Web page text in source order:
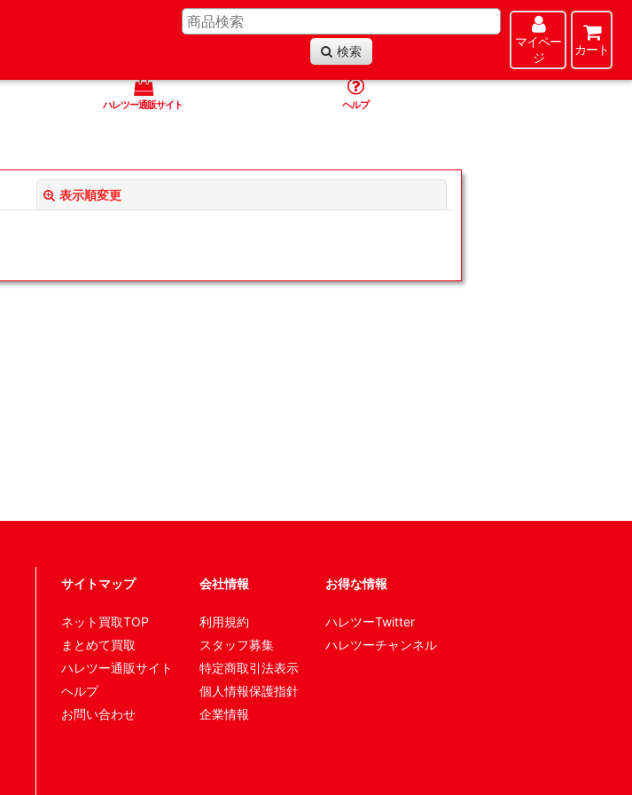
検索
マイペー
ジ
カート
ハレツー通販サイト ヘルプ
表示順変更
サイトマップ
ネット買取TOP
まとめて買取
ハレツー通販サイト
ヘルプ
お問い合わせ
会社情報
利用規約
スタッフ募集
特定商取引法表示
個人情報保護指針
企業情報
お得な情報
ハレツーTwitter
ハレツーチャンネル